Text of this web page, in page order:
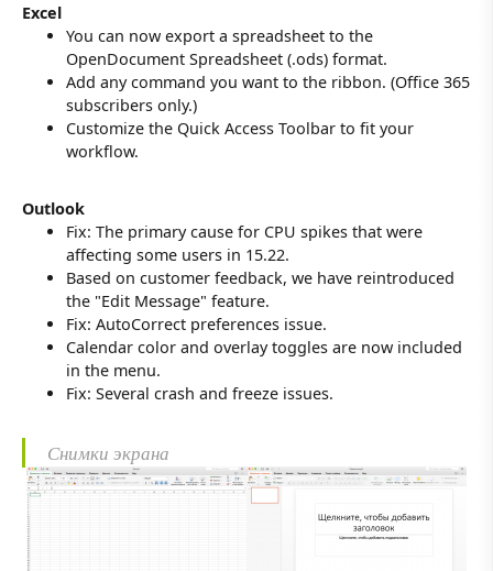
Excel
You can now export a spreadsheet to the
OpenDocument Spreadsheet (.ods) format.
Add any command you want to the ribbon. (Office 365
subscribers only.)
Customize the Quick Access Toolbar to fit your
workflow.
Outlook
Fix: The primary cause for CPU spikes that were
affecting some users in 15.22.
Based on customer feedback, we have reintroduced
the "Edit Message" feature.
Fix: AutoCorrect preferences issue.
Calendar color and overlay toggles are now included
in the menu.
Fix: Several crash and freeze issues.
Снимки экрана